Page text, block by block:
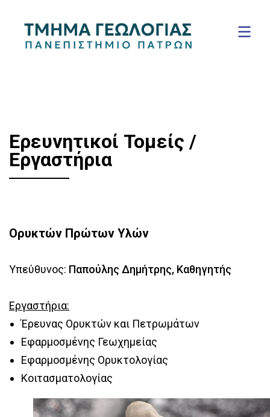
Ερευνητικοί Τομείς /
Εργαστήρια
Ορυκτών Πρώτων Υλών
Υπεύθυνος: Παπούλης Δημήτρης, Καθηγητής
Εργαστήρια:
Έρευνας Ορυκτών και Πετρωμάτων
Εφαρμοσμένης Γεωχημείας
Εφαρμοσμένης Ορυκτολογίας
Κοιτασματολογίας